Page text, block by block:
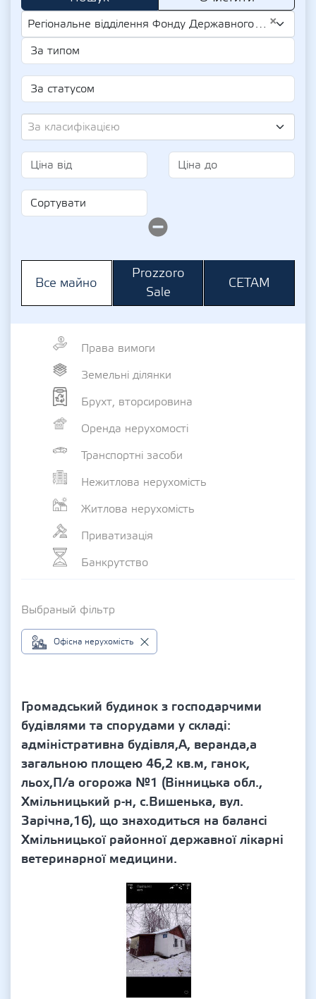
×
Регіональне відділення Фонду Державного Майна України по Вінницькій та Хмельницькій областях (UA-EDR 42964094)
За класифікацією
Все майно
Prozzoro
Sale
СЕТАМ
Права вимоги
Земельні ділянки
Брухт, вторсировина
Оренда нерухомості
Транспортні засоби
Нежитлова нерухомість
Житлова нерухомість
Приватизація
Банкрутство
Выбраный фільтр
Офісна нерухомість
Громадський будинок з господарчими
будівлями та спорудами у складі:
адміністративна будівля,А, веранда,а
загальною площею 46,2 кв.м, ганок,
льох,П/а огорожа №1 (Вінницька обл.,
Хмільницький р-н, с.Вишенька, вул.
Зарічна,16), що знаходиться на балансі
Хмільницької районної державної лікарні
ветеринарної медицини.